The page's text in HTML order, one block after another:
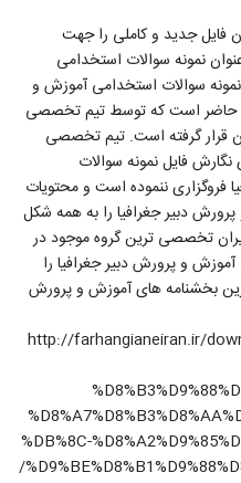
فایل جدید و کاملی را جهت
نمونه سوالات استخدامی
سوالات استخدامی آموزش و
حاضر است که توسط تیم تخصصی
قرار گرفته است. تیم تخصصی
نگارش فایل نمونه سوالات
فروگزاری ننموده است و محتویات
دبیر جغرافیا را به همه شکل
تخصصی ترین گروه موجود در
و پرورش دبیر جغرافیا را
بخشنامه های آموزش و پرورش
http://farhangianeiran.ir/
%DB%8C-